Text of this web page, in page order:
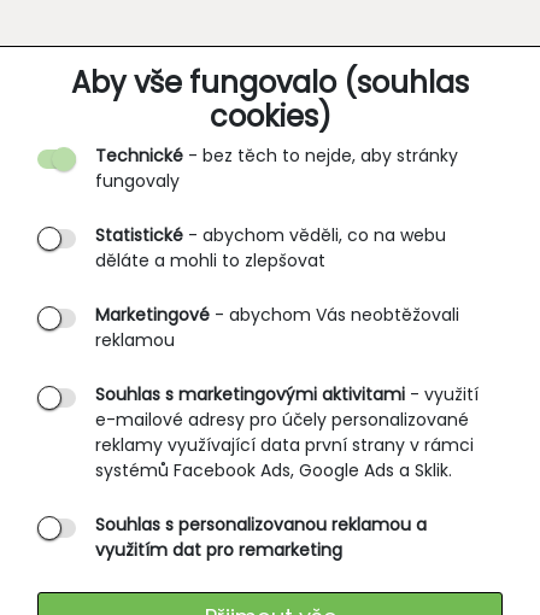
Aby vše fungovalo (souhlas
cookies)
Technické - bez těch to nejde, aby stránky
fungovaly
Statistické - abychom věděli, co na webu
děláte a mohli to zlepšovat
Marketingové - abychom Vás neobtěžovali
reklamou
Souhlas s marketingovými aktivitami - využití
e-mailové adresy pro účely personalizované
reklamy využívající data první strany v rámci
systémů Facebook Ads, Google Ads a Sklik.
Souhlas s personalizovanou reklamou a
využitím dat pro remarketing
O SPOLEČNOSTI
O nás
Partnerské prodejny
B2B vstup
PRŮVODCE NAKUPOVÁNÍM
Obchodní podmínky
Rozměrové tabulky
Způsoby doručení
Ochrana osobních údajů
SLUŽBY ZÁKAZNÍKŮM